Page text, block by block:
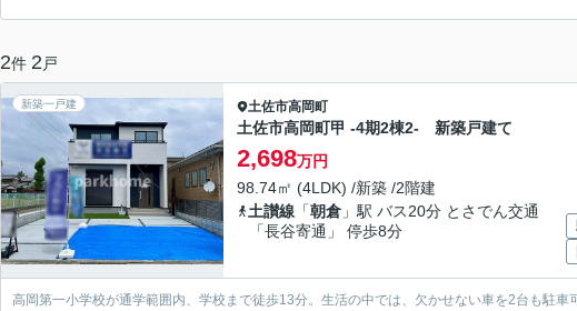
2件 2 戸
新築一戸建 土佐市高岡町
土佐市高岡町甲 -4期2棟2- 新築戸建て
2,698万円
98.74㎡ (4LDK) /新築 /2階建
土讃線 「朝倉 」駅 バス20分 とさでん交通
「長谷寄通」 停歩8分
高岡第一小学校が通学範囲内、学校まで徒歩13分。生活の中では、欠かせない車を2台も駐